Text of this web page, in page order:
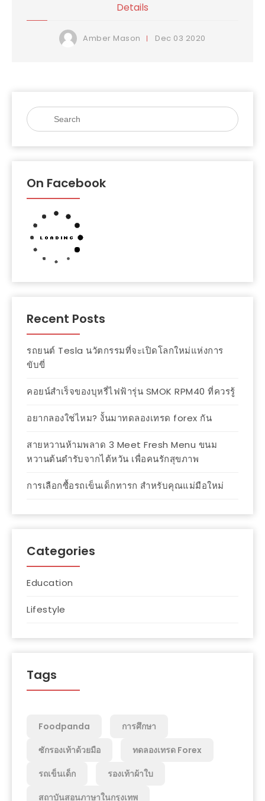
Details
Amber Mason Dec 03 2020
On Facebook
Recent Posts
รถยนต์ Tesla นวัตกรรมที่จะเปิดโลกใหม่แห่งการ
ขับขี่
คอยน์สำเร็จของบุหรี่ไฟฟ้ารุ่น SMOK RPM40 ที่ควรรู้
อยากลองใช่ไหม? งั้นมาทดลองเทรด forex กัน
สายหวานห้ามพลาด 3 Meet Fresh Menu ขนม
หวานต้นตำรับจากไต้หวัน เพื่อคนรักสุขภาพ
การเลือกซื้อรถเข็นเด็กทารก สำหรับคุณแม่มือใหม่
Categories
Education
Lifestyle
Tags
Foodpanda
การศึกษา
ซักรองเท้าด้วยมือ
ทดลองเทรด Forex
รถเข็นเด็ก
รองเท้าผ้าใบ
สถาบันสอนภาษาในกรุงเทพ